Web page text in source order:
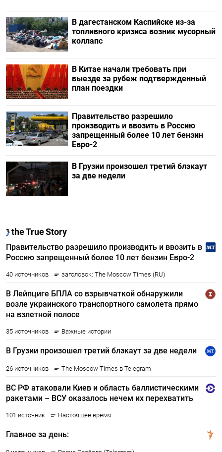
В дагестанском Каспийске из-за
топливного кризиса возник мусорный
коллапс
В Китае начали требовать при
выезде за рубеж подтвержденный
план поездки
Правительство разрешило
производить и ввозить в Россию
запрещенный более 10 лет бензин
Евро-2
В Грузии произошел третий блэкаут
за две недели